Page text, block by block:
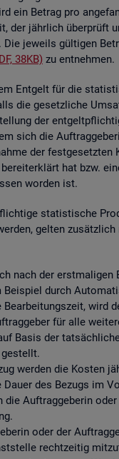
ein Be­trag pro
der jähr­lich über­prüft
Die je­weils gül­ti­gen
38KB) zu ent­neh­men.
Ent­gelt für die
die ge­setz­li­che
der
sich die
der
hat bzw.
wor­den ist.
sta­tis­ti­sche
gel­ten
nach der erst­ma­li­gen
Bei­spiel durch
wird
für alle
Basis der
ge­stellt.
wer­den die Kos­ten
Dauer des Be­zugs im
die Auf­trag­ge­be­rin
oder der
recht­zei­tig